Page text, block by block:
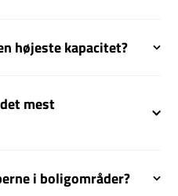
højeste kapacitet?
mest
i boligområder?